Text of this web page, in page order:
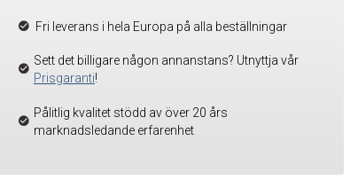
Fri leverans i hela Europa på alla beställningar
Sett det billigare någon annanstans? Utnyttja vår
Prisgaranti!
Pålitlig kvalitet stödd av över 20 års
marknadsledande erfarenhet